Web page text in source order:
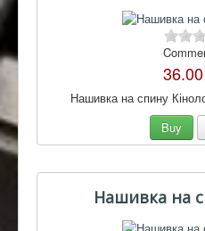
Нашивка на спину
Buy
Нашивка на